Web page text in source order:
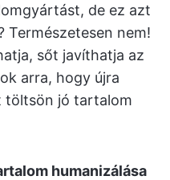
de ez azt
Természetesen nem!
sőt javíthatja az
arra, hogy újra
töltsön jó tartalom
humanizálása